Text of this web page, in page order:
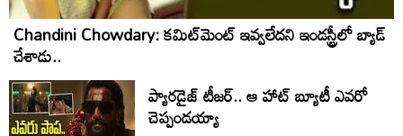
Chandini Chowdary: కమిట్‌మెంట్ ఇవ్వలేదని ఇండస్ట్రీలో బ్యాడ్
చేశాడు..
ప్యారడైజ్ టీజర్.. ఆ హాట్ బ్యూటీ ఎవరో
చెప్పండయ్యా